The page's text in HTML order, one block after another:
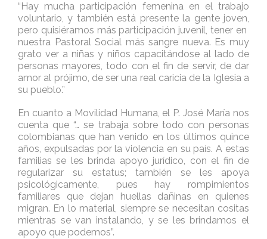
“Hay mucha participación femenina en el trabajo
voluntario, y también está presente la gente joven,
pero quisiéramos más participación juvenil, tener en
nuestra Pastoral Social más sangre nueva. Es muy
grato ver a niñas y niños capacitándose al lado de
personas mayores, todo con el fin de servir, de dar
amor al prójimo, de ser una real caricia de la Iglesia a
su pueblo.”
En cuanto a Movilidad Humana, el P. José María nos
cuenta que “… se trabaja sobre todo con personas
colombianas que han venido en los últimos quince
años, expulsadas por la violencia en su país. A estas
familias se les brinda apoyo jurídico, con el fin de
regularizar su estatus; también se les apoya
psicológicamente, pues hay rompimientos
familiares que dejan huellas dañinas en quienes
migran. En lo material, siempre se necesitan cositas
mientras se van instalando, y se les brindamos el
apoyo que podemos”.